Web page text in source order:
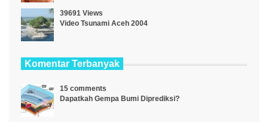
39691 Views
Video Tsunami Aceh 2004
Komentar Terbanyak
15 comments
Dapatkah Gempa Bumi Diprediksi?